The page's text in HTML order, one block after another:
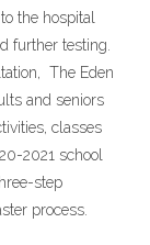
the hospital
further testing.
The Eden
and seniors
classes
2021 school
step
process.